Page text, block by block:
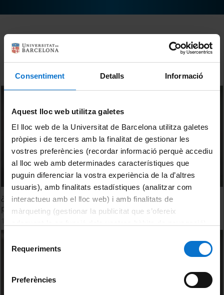
Consentiment Detalls Informació
Aquest lloc web utilitza galetes
El lloc web de la Universitat de Barcelona utilitza galetes
pròpies i de tercers amb la finalitat de gestionar les
vostres preferències (recordar informació perquè accediu
al lloc web amb determinades característiques que
puguin diferenciar la vostra experiència de la d’altres
usuaris), amb finalitats estadístiques (analitzar com
interactueu amb el lloc web) i amb finalitats de
màrqueting (gestionar la publicitat que s’ofereix
consultar laPolítica de galetes del lloc web de la
Requeriments
Preferències
Sort
¿Cómo encontrar un nuevo fármaco para combatir
parásitos?